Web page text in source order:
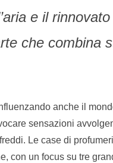
e il
che combina
anche il
sensazioni
Le case di
con un focus su tre